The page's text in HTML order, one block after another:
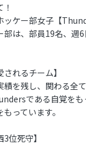
ッケー部女子【
部は、部員19名、週
れるチーム】
績を残し、関わる全
である自覚をも
っています。
位死守】